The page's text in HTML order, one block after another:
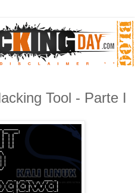
Tool - Parte I